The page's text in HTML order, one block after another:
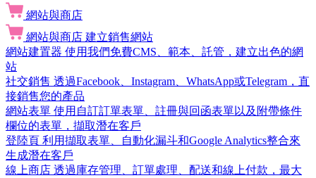
網站與商店
網站與商店 建立銷售網站
網站建置器 使用我們免費CMS、範本、託管，建立出色的網
站
社交銷售 透過Facebook、Instagram、WhatsApp或Telegram，直
接銷售您的產品
網站表單 使用自訂訂單表單、註冊與回函表單以及附帶條件
欄位的表單，擷取潛在客戶
登陸頁 利用擷取表單、自動化漏斗和Google Analytics整合來
生成潛在客戶
線上商店 透過庫存管理、訂單處理、配送和線上付款，最大